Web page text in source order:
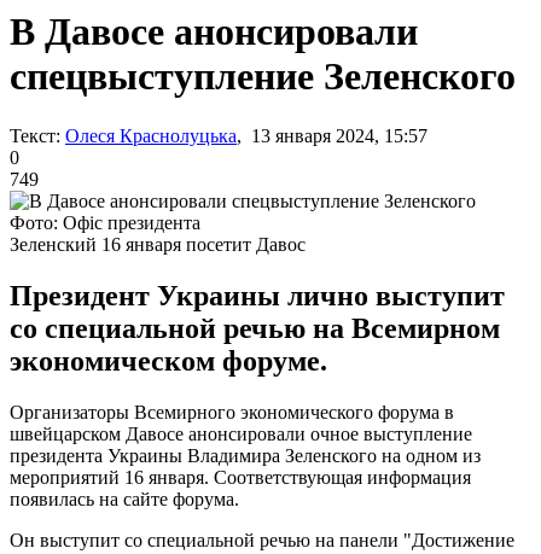
В Давосе анонсировали
спецвыступление Зеленского
Текст: Олеся Краснолуцька, 13 января 2024, 15:57
0
749
Фото: Офіс президента
Зеленский 16 января посетит Давос
Президент Украины лично выступит
со специальной речью на Всемирном
экономическом форуме.
Организаторы Всемирного экономического форума в
швейцарском Давосе анонсировали очное выступление
президента Украины Владимира Зеленского на одном из
мероприятий 16 января. Соответствующая информация
появилась на сайте форума.
Он выступит со специальной речью на панели "Достижение